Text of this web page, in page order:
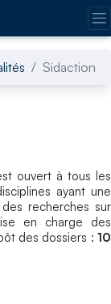
Sidaction
ouvert à tous les
ayant une
recherches sur
en charge des
des dossiers : 10